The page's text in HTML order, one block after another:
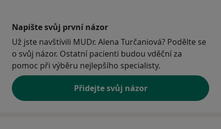
Napište svůj první názor
Už jste navštívili MUDr. Alena Turčaniová? Podělte se
o svůj názor. Ostatní pacienti budou vděční za
pomoc při výběru nejlepšího specialisty.
Přidejte svůj názor